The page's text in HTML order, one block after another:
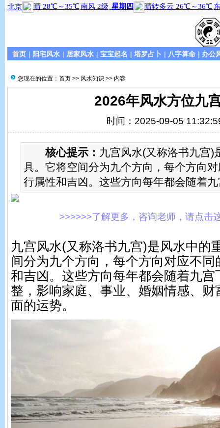
首页 | 阳宅风水 | 居家风水 | 宝宝起名 | 塔罗占卜 | 八字算命 | 办公
您现在的位置： 首页 >> 风水知识 >> 内容
2026年风水方位九
时间：2025-09-05
核心提示： 九宫风水(又称洛书九宫)
具。它将空间分为九个方向，每个方向
行属性和吉凶。这些方向每年都会随着
>>>>>>了解更多，咨询老师，请点击
九宫风水(又称洛书九宫)是风水中的
间分为九个方向，每个方向对应不
和吉凶。这些方向每年都会随着九宫
整，影响家庭、事业、婚姻情感、
面的运势。